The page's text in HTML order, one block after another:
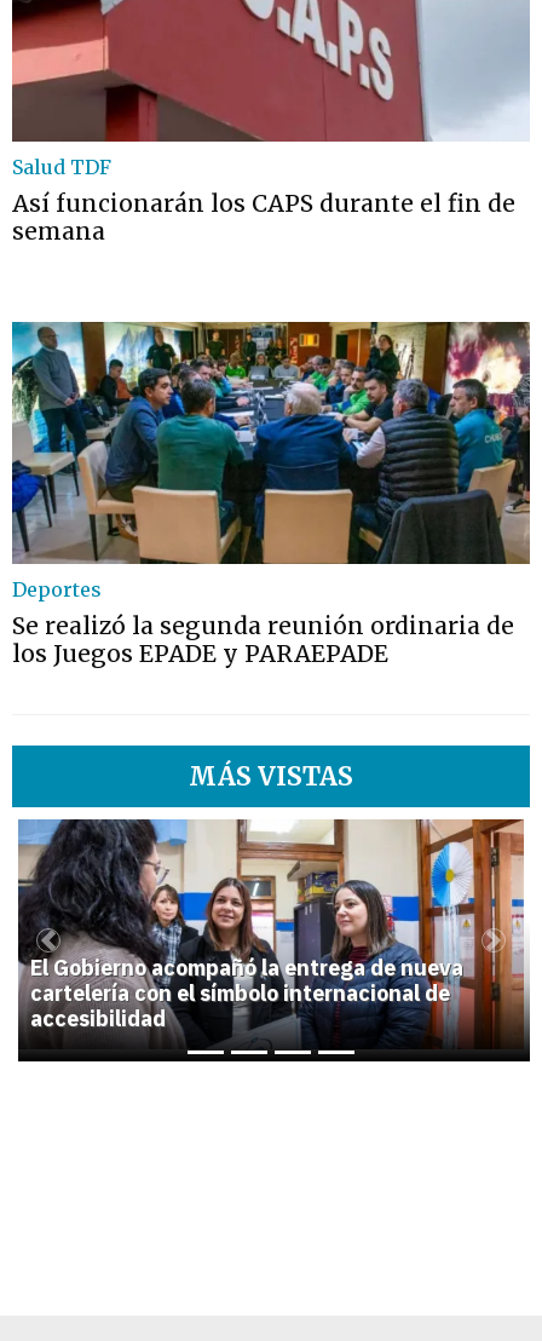
Salud TDF
Así funcionarán los CAPS durante el fin de
semana
Deportes
Se realizó la segunda reunión ordinaria de
los Juegos EPADE y PARAEPADE
MÁS VISTAS
1
El Gobierno acompañó la entrega de nueva
cartelería con el símbolo internacional de
accesibilidad
Previous Next